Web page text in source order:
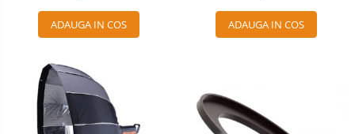
ADAUGA IN COS ADAUGA IN COS